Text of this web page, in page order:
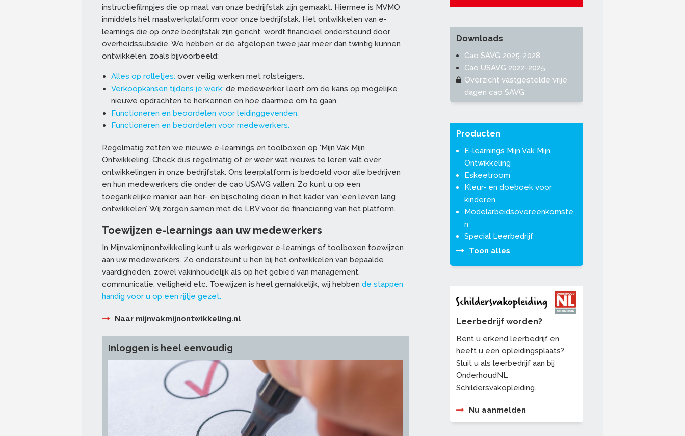
instructiefilmpjes die op maat van onze bedrijfstak zijn gemaakt. Hiermee is MVMO
inmiddels hét maatwerkplatform voor onze bedrijfstak. Het ontwikkelen van e-
learnings die op onze bedrijfstak zijn gericht, wordt financieel ondersteund door
overheidssubsidie. We hebben er de afgelopen twee jaar meer dan twintig kunnen
ontwikkelen, zoals bijvoorbeeld:
Alles op rolletjes: over veilig werken met rolsteigers.
Verkoopkansen tijdens je werk: de medewerker leert om de kans op mogelijke
nieuwe opdrachten te herkennen en hoe daarmee om te gaan.
Functioneren en beoordelen voor leidinggevenden.
Functioneren en beoordelen voor medewerkers.
Regelmatig zetten we nieuwe e-learnings en toolboxen op 'Mijn Vak Mijn
Ontwikkeling'. Check dus regelmatig of er weer wat nieuws te leren valt over
ontwikkelingen in onze bedrijfstak. Ons leerplatform is bedoeld voor alle bedrijven
en hun medewerkers die onder de cao USAVG vallen. Zo kunt u op een
toegankelijke manier aan her- en bijscholing doen in het kader van ‘een leven lang
ontwikkelen’. Wij zorgen samen met de LBV voor de financiering van het platform.
Toewijzen e-learnings aan uw medewerkers
In Mijnvakmijnontwikkeling kunt u als werkgever e-learnings of toolboxen toewijzen
aan uw medewerkers. Zo ondersteunt u hen bij het ontwikkelen van bepaalde
vaardigheden, zowel vakinhoudelijk als op het gebied van management,
communicatie, veiligheid etc. Toewijzen is heel gemakkelijk, wij hebben de stappen
handig voor u op een rijtje gezet.
Naar mijnvakmijnontwikkeling.nl
Inloggen is heel eenvoudig
Downloads
Cao SAVG 2025-2028
Cao USAVG 2022-2025
Overzicht vastgestelde vrije
dagen cao SAVG
Producten
E-learnings Mijn Vak Mijn
Ontwikkeling
Eskeetroom
Kleur- en doeboek voor
kinderen
Modelarbeidsovereenkomste
n
Special Leerbedrijf
Toon alles
Leerbedrijf worden?
Bent u erkend leerbedrijf en
heeft u een opleidingsplaats?
Sluit u als leerbedrijf aan bij
OnderhoudNL
Schildersvakopleiding.
Nu aanmelden